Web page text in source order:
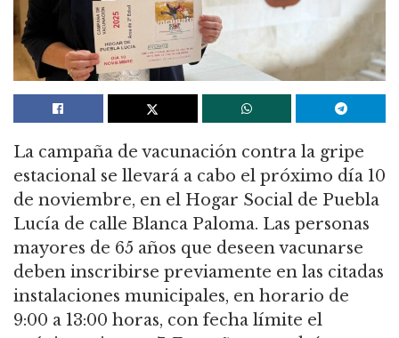
La campaña de vacunación contra la gripe
estacional se llevará a cabo el próximo día 10
de noviembre, en el Hogar Social de Puebla
Lucía de calle Blanca Paloma. Las personas
mayores de 65 años que deseen vacunarse
deben inscribirse previamente en las citadas
instalaciones municipales, en horario de
9:00 a 13:00 horas, con fecha límite el